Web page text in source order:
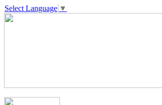
Select Language ▼